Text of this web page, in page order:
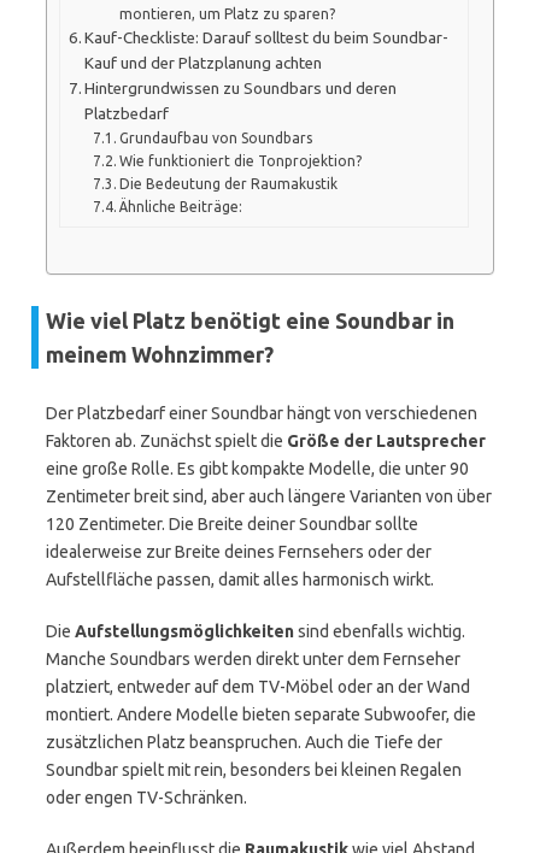
montieren, um Platz zu sparen?
Kauf-Checkliste: Darauf solltest du beim Soundbar-
Kauf und der Platzplanung achten
Hintergrundwissen zu Soundbars und deren
Platzbedarf
Grundaufbau von Soundbars
Wie funktioniert die Tonprojektion?
Die Bedeutung der Raumakustik
Ähnliche Beiträge:
Wie viel Platz benötigt eine Soundbar in
meinem Wohnzimmer?
Der Platzbedarf einer Soundbar hängt von verschiedenen
Faktoren ab. Zunächst spielt die Größe der Lautsprecher
eine große Rolle. Es gibt kompakte Modelle, die unter 90
Zentimeter breit sind, aber auch längere Varianten von über
120 Zentimeter. Die Breite deiner Soundbar sollte
idealerweise zur Breite deines Fernsehers oder der
Aufstellfläche passen, damit alles harmonisch wirkt.
Die Aufstellungsmöglichkeitensind ebenfalls wichtig.
Manche Soundbars werden direkt unter dem Fernseher
platziert, entweder auf dem TV-Möbel oder an der Wand
montiert. Andere Modelle bieten separate Subwoofer, die
zusätzlichen Platz beanspruchen. Auch die Tiefe der
Soundbar spielt mit rein, besonders bei kleinen Regalen
oder engen TV-Schränken.